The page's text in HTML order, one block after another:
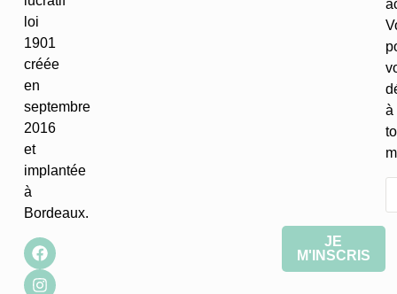
loi
1901
créée
en
septembre
2016
et
implantée
à
Bordeaux.
à
JE
M'INSCRIS